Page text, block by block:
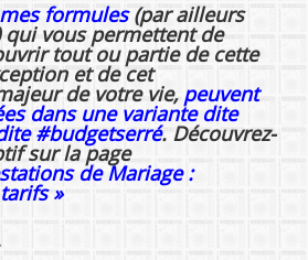
formules(par ailleurs
vous permettent de
tout ou partie de cette
et de cet
de votre vie, peuvent
dans une variante dite
#budgetserré. Découvrez-
sur la page
de Mariage :
»